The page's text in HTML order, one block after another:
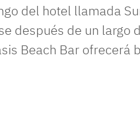
del hotel llamada
después de un largo
Beach Bar